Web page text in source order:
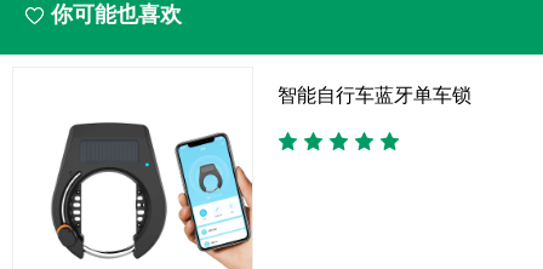
你可能也喜欢
智能自行车蓝牙单车锁